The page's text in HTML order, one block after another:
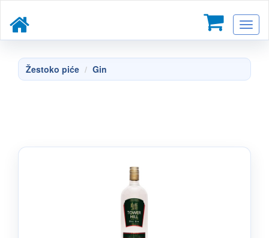
Žestoko piće Gin